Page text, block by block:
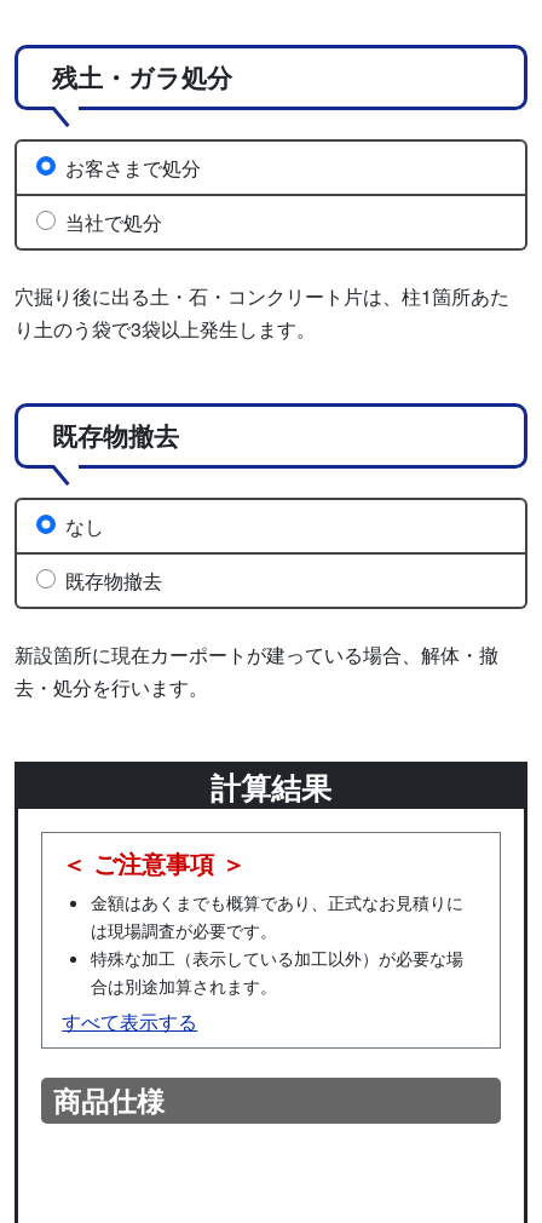
残土・ガラ処分
穴掘り後に出る土・石・コンクリート片は、柱1箇所あた
り土のう袋で3袋以上発生します。
お客さまで処分
当社で処分
既存物撤去
新設箇所に現在カーポートが建っている場合、解体・撤
去・処分を行います。
なし
既存物撤去
計算結果
＜ ご注意事項 ＞
金額はあくまでも概算であり、正式なお見積りに
は現場調査が必要です。
特殊な加工（表示している加工以外）が必要な場
合は別途加算されます。
すべて表示する
商品仕様